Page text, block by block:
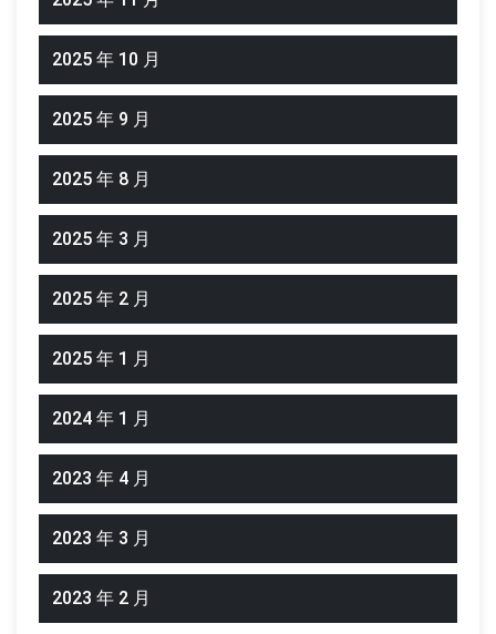
2025 年 10 月
2025 年 9 月
2025 年 8 月
2025 年 3 月
2025 年 2 月
2025 年 1 月
2024 年 1 月
2023 年 4 月
2023 年 3 月
2023 年 2 月